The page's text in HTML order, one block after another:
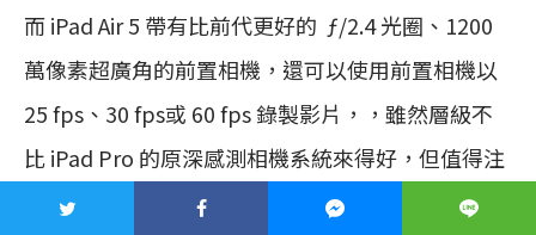
而 iPad Air 5 帶有比前代更好的 ƒ/2.4 光圈、1200
萬像素超廣角的前置相機，還可以使用前置相機以
25 fps、30 fps或 60 fps 錄製影片，，雖然層級不
比 iPad Pro 的原深感測相機系統來得好，但值得注
目的是新款 iPad Air 也使用與 iPad Pro 一樣最新的